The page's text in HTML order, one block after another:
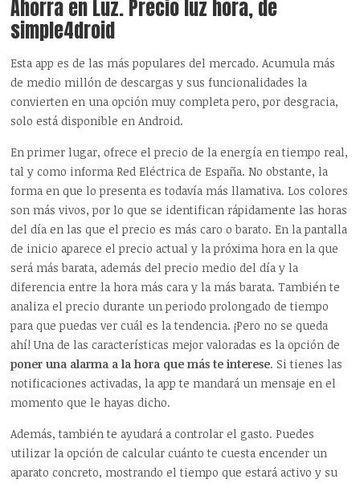
Ahorra en Luz. Precio luz hora, de
simple4droid
Esta app es de las más populares del mercado. Acumula más
de medio millón de descargas y sus funcionalidades la
convierten en una opción muy completa pero, por desgracia,
solo está disponible en Android.
En primer lugar, ofrece el precio de la energía en tiempo real,
tal y como informa Red Eléctrica de España. No obstante, la
forma en que lo presenta es todavía más llamativa. Los colores
son más vivos, por lo que se identifican rápidamente las horas
del día en las que el precio es más caro o barato. En la pantalla
de inicio aparece el precio actual y la próxima hora en la que
será más barata, además del precio medio del día y la
diferencia entre la hora más cara y la más barata. También te
analiza el precio durante un periodo prolongado de tiempo
para que puedas ver cuál es la tendencia. ¡Pero no se queda
ahí! Una de las características mejor valoradas es la opción de
poner una alarma a la hora que más te interese. Si tienes las
notificaciones activadas, la app te mandará un mensaje en el
momento que le hayas dicho.
Además, también te ayudará a controlar el gasto. Puedes
utilizar la opción de calcular cuánto te cuesta encender un
aparato concreto, mostrando el tiempo que estará activo y su